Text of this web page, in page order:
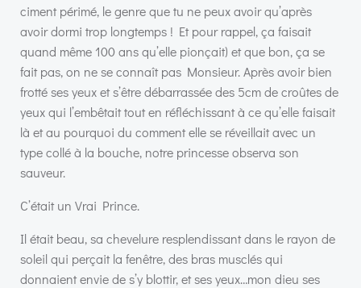
ciment périmé, le genre que tu ne peux avoir qu’après
avoir dormi trop longtemps ! Et pour rappel, ça faisait
quand même 100 ans qu’elle pionçait) et que bon, ça se
fait pas, on ne se connaît pas Monsieur. Après avoir bien
frotté ses yeux et s’être débarrassée des 5cm de croûtes de
yeux qui l’embêtait tout en réfléchissant à ce qu’elle faisait
là et au pourquoi du comment elle se réveillait avec un
type collé à la bouche, notre princesse observa son
sauveur.
C’était un Vrai Prince.
Il était beau, sa chevelure resplendissant dans le rayon de
soleil qui perçait la fenêtre, des bras musclés qui
donnaient envie de s’y blottir, et ses yeux…mon dieu ses